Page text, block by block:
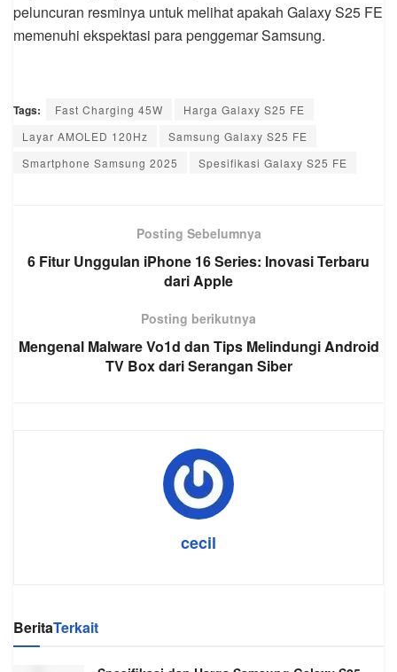
peluncuran resminya untuk melihat apakah Galaxy S25 FE
memenuhi ekspektasi para penggemar Samsung.
Tags: Fast Charging 45W
Harga Galaxy S25 FE
Layar AMOLED 120Hz
Samsung Galaxy S25 FE
Smartphone Samsung 2025
Spesifikasi Galaxy S25 FE
Posting Sebelumnya
6 Fitur Unggulan iPhone 16 Series: Inovasi Terbaru
dari Apple
Posting berikutnya
Mengenal Malware Vo1d dan Tips Melindungi Android
TV Box dari Serangan Siber
cecil
BeritaTerkait